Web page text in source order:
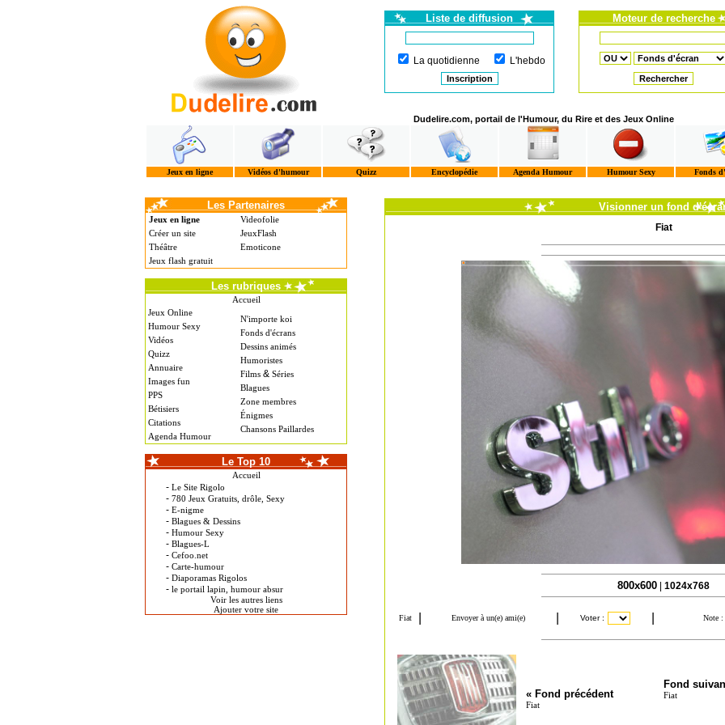
Liste de diffusion
La quotidienne L'hebdo
Moteur de recherche
Dudelire.com, portail de l'Humour, du Rire et des Jeux Online
Jeux en ligne Vidéos d'humour Quizz Encyclopédie Agenda Humour Humour Sexy Fonds
Les Partenaires
Jeux en ligne
Créer un site
Théâtre
Jeux flash gratuit
Videofolie
JeuxFlash
Emoticone
Les rubriques
Accueil
Jeux Online
Humour Sexy
Vidéos
Quizz
Annuaire
Images fun
PPS
Bétisiers
Citations
Agenda Humour
N'importe koi
Fonds d'écrans
Dessins animés
Humoristes
Films & Séries
Blagues
Zone membres
Énigmes
Chansons Paillardes
Le Top 10
Accueil
- Le Site Rigolo
- 780 Jeux Gratuits, drôle, Sexy
- E-nigme
- Blagues & Dessins
- Humour Sexy
- Blagues-L
- Cefoo.net
- Carte-humour
- Diaporamas Rigolos
- le portail lapin, humour absur
Voir les autres liens
Ajouter votre site
Visionner un fond
Fiat
800x600 1024x768
« Fond précédent
Fiat
Fond
Fiat